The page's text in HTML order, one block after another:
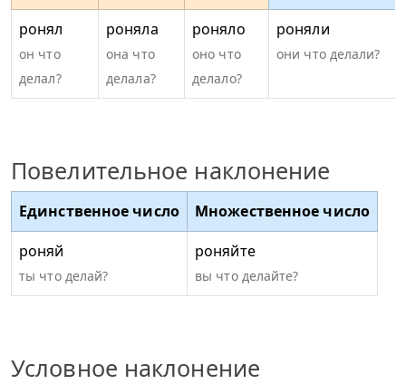
ронял
он что
делал?
роняла
она что
делала?
роняло
оно что
делало?
роняли
они что делали?
Повелительное наклонение
Единственное число
Множественное число
роняй
ты что делай?
роняйте
вы что делайте?
Условное наклонение